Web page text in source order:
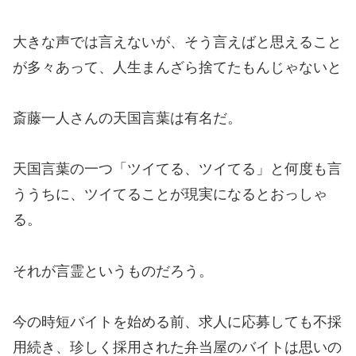
大きな声では言えないが、そう言えばと思えること
が多々あって、人生まんざら捨てたもんじゃないと
斎藤一人さんの天国言葉は有名だ。
天国言葉の一つ「ツイてる、ツイてる」と何度も言
ううちに、ツイてることが現実になるとおっしゃ
る。
それが言霊というものだろう。
今の時短バイトを始める前、求人に応募しても不採
用続き、珍しく採用された弁当屋のバイトは思いの